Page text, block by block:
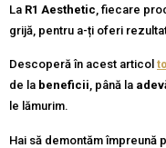
La R1 Aesthetic , fiecare
grijă, pentru a-ți oferi
Descoperă în acest articol
de la beneficii, până la
le lămurim.
Hai să demontăm